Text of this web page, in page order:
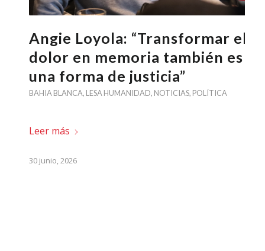
Angie Loyola: “Transformar el
dolor en memoria también es
una forma de justicia”
BAHIA BLANCA, LESA HUMANIDAD, NOTICIAS, POLÍTICA
Leer más
30 junio, 2026